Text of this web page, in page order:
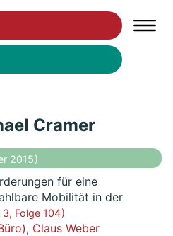
Cramer
2015 )
für eine
Mobilität in der
Folge 104 )
, Claus Weber